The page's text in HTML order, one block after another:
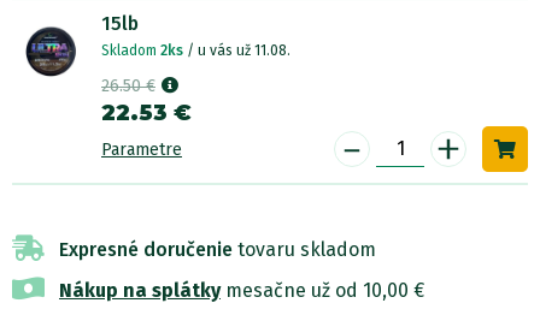
15lb
Skladom 2ks / u vás už 11.08.
26.50 €
22.53 €
Parametre - +
Expresné doručenie tovaru skladom
Nákup na splátkymesačne už od 10,00 €